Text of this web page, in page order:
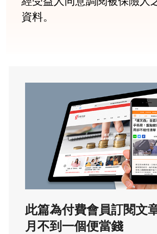
資料。
此篇為付費會員訂閱文
月不到一個便當錢